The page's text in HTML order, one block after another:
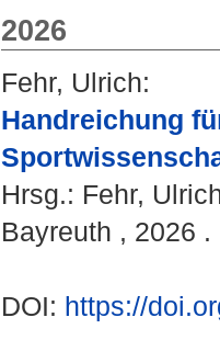
2026
Fehr, Ulrich:
Handreichung
Hrsg.: Fehr,
Bayreuth , 2026 .
DOI: https://